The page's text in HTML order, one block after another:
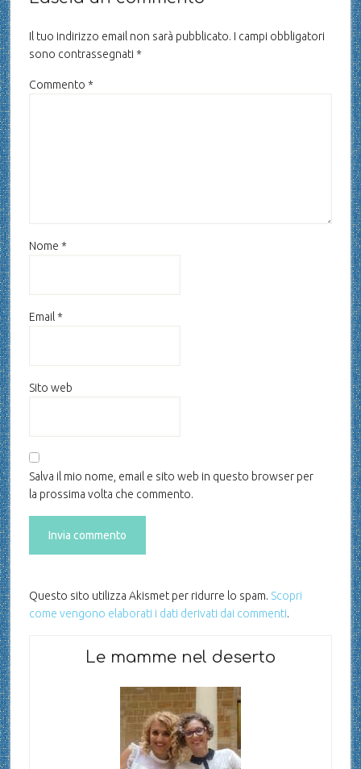
Il tuo indirizzo email non sarà pubblicato. I campi obbligatori
sono contrassegnati *
Commento *
Nome *
Email *
Sito web
Salva il mio nome, email e sito web in questo browser per
la prossima volta che commento.
Questo sito utilizza Akismet per ridurre lo spam. Scopri
come vengono elaborati i dati derivati dai commenti.
Le mamme nel deserto